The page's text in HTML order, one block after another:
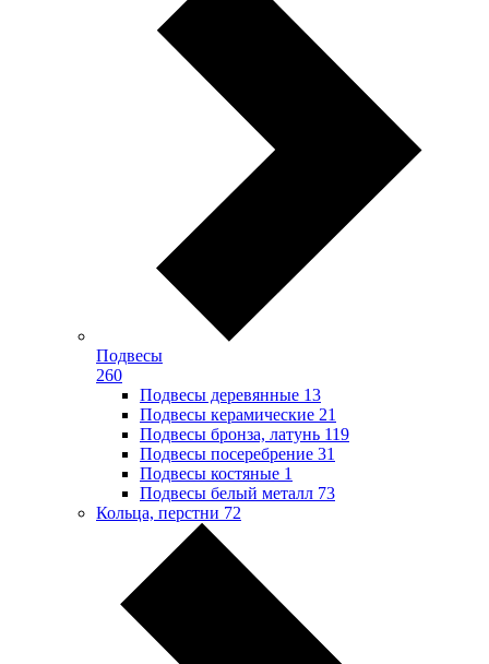
Подвесы
260
Подвесы деревянные 13
Подвесы керамические 21
Подвесы бронза, латунь 119
Подвесы посеребрение 31
Подвесы костяные 1
Подвесы белый металл 73
Кольца, перстни 72